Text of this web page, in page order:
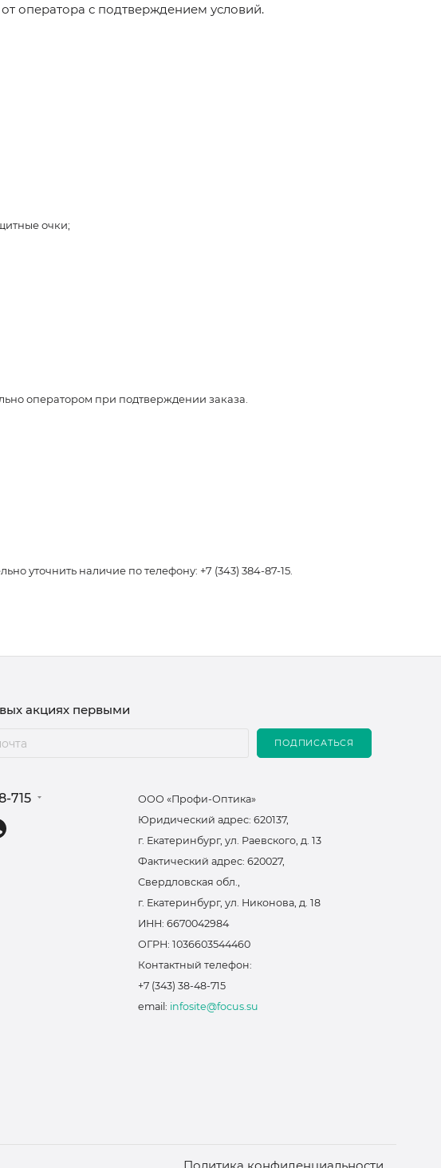
оператора с подтверждением условий.
очки;
оператором при подтверждении заказа.
уточнить наличие по телефону: +7 (343) 384-87-15.
акциях первыми
ПОДПИСАТЬСЯ
715
ООО «Профи-Оптика»
Юридический адрес: 620137,
г. Екатеринбург, ул. Раевского, д. 13
Фактический адрес: 620027,
Свердловская обл.,
г. Екатеринбург, ул. Никонова, д. 18
ИНН: 6670042984
ОГРН: 1036603544460
Контактный телефон:
+7 (343) 38-48-715
email: infosite@focus.su